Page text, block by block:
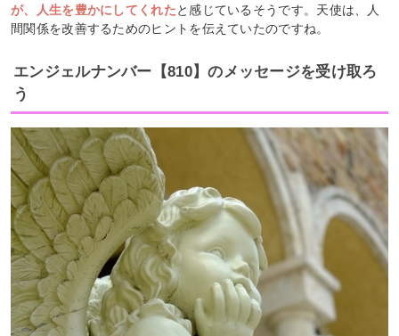
が、人生を豊かにしてくれたと感じているそうです。天使は、人
間関係を改善するためのヒントを伝えていたのですね。
エンジェルナンバー【810】のメッセージを受け取ろ
う